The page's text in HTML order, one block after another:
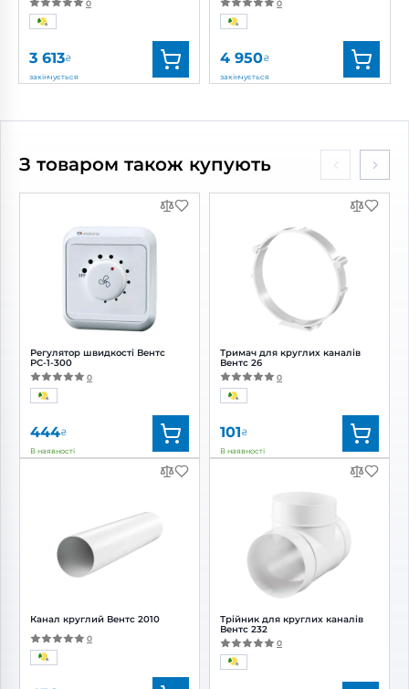
0
3 613₴
закінчується
Артикул: 0688218065
Потужність:
18 Вт
0
4 950₴
закінчується
Артикул:
0688201391
125 мм
Потужність:
З товаром також купують
Регулятор швидкості Вентс
РС-1-300
0
444₴
В наявності
Вентс
Канал круглий Вентс 2010
0
Тримач для круглих каналів
Вентс 26
0
101₴
В наявності
Вентс
0000225601
Трійник для круглих каналів
Вентс 232
0